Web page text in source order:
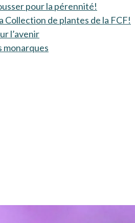
pour la pérennité!
Collection de plantes de la FCF!
l’avenir
monarques